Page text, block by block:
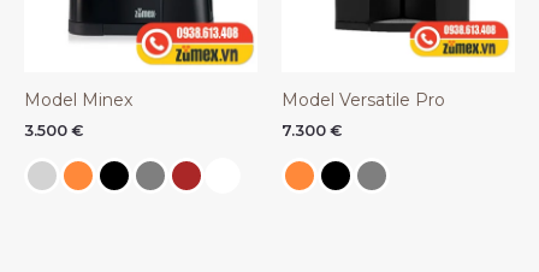
Model Minex
3.500 €
Model Versatile Pro
7.300 €